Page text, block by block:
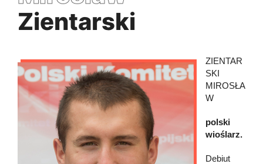
Zientarski
ZIENTAR
SKI
MIROSŁA
W
polski
wioślarz.
Debiut